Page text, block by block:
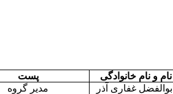
نام و نام خانوادگی پست
ابوالفضل غفاری آذر
مدیر گروه